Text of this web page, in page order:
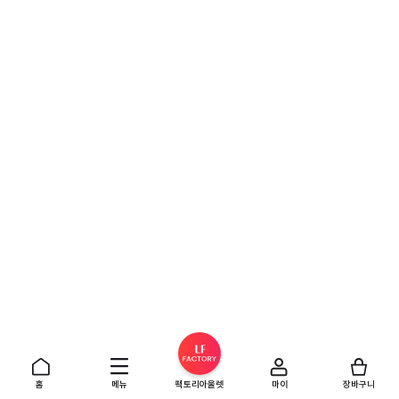
홈 메뉴 팩토리아울렛 마이 장바구니